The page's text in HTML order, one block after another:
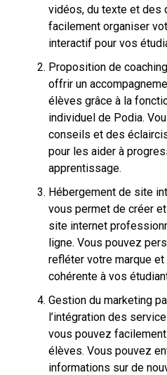
vidéos, du texte et des
facilement organiser
interactif pour vos
Proposition de
offrir un
élèves grâce à la
individuel de Podia.
conseils et des
pour les aider à
apprentissage.
Hébergement de site
vous permet de créer
site internet
ligne. Vous pouvez
refléter votre marque
cohérente à vos
Gestion du marketing
l’intégration des
vous pouvez
élèves. Vous pouvez
informations sur de